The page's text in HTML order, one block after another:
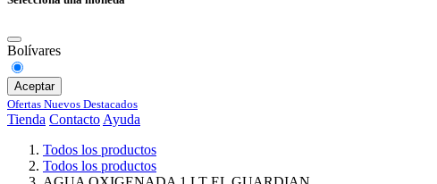
Bolívares
Aceptar
Ofertas Nuevos Destacados
Tienda Contacto Ayuda
Todos los productos
Todos los productos